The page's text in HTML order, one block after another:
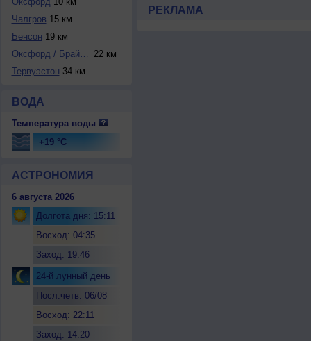
Чалгров 15 км
Бенсон 19 км
Оксфорд / Брайз-Н... 22 км
Тервуэстон 34 км
ВОДА
Температура воды
+19 °C
АСТРОНОМИЯ
6 августа 2026
Долгота дня: 15:11
Восход: 04:35
Заход: 19:46
24-й лунный день
Посл.четв. 06/08
Восход: 22:11
Заход: 14:20
РЕКЛАМА